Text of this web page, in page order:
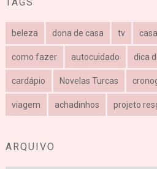
beleza dona de casa tv
como fazer autocuidado dica
cardápio Novelas Turcas
viagem achadinhos projeto
ARQUIVO